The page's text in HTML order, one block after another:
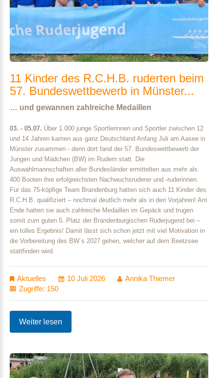
11 Kinder des R.C.H.B. ruderten beim
57. Bundeswettbewerb in Münster...
… und gewannen zahlreiche Medaillen
03. - 05.07. Über 1.000 junge Sportlerinnen und Sportler zwischen 12
und 14 Jahren kamen aus ganz Deutschland Anfang Juli am Aasee in
Münster zusammen - denn dort fand der 57. Bundeswettbewerb der
Jungen und Mädchen (BW) im Rudern statt. Die
Auswahlmannschaften aller Bundesländer ermittelten aus mehr als
400 Booten ihre erfolgreichsten Nachwuchsruderer und -ruderinnen.
Für das 75-köpfige Team Brandenburg hatten sich auch 11 Kinder des
R.C.H.B. qualifiziert – nochmal deutlich mehr als in den Vorjahren! Am
Ende hatten sie auch zahlreiche Medaillen im Gepäck und trugen
somit zum guten 5. Platz der Brandenburgischen Ruderjugend bei –
ein tolles Ergebnis! Damit lässt sich schon jetzt mit viel Motivation in
die Vorbereitung des BW´s 2027 gehen, welcher auf dem Beetzsee
stattfinden wird.
Aktuelles 10 Juli 2026
Annika Thiemer
Zugriffe: 150
Weiter lesen